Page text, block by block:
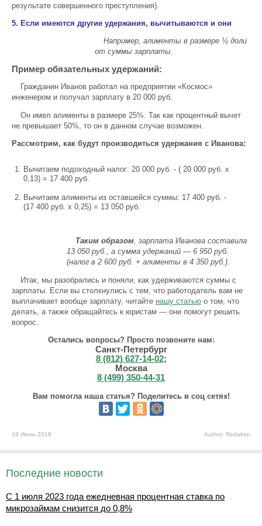
результате совершенного преступления).
5. Если имеются другие удержания, вычитываются и они
Например, алименты в размере ¼ доли
от суммы зарплаты.
Пример обязательных удержаний:
Гражданин Иванов работал на предприятии «Космос»
инженером и получал зарплату в 20 000 руб.
Он имел алименты в размере 25%. Так как процентный вычет
не превышает 50%, то он в данном случае возможен.
Рассмотрим, как будут производиться удержания с Иванова:
Вычитаем подоходный налог: 20 000 руб. - ( 20 000 руб. х
0,13) = 17 400 руб.
Вычитаем алименты из оставшейся суммы: 17 400 руб. -
(17 400 руб. х 0,25) = 13 050 руб.
Таким образом, зарплата Иванова составила
13 050 руб., а сумма удержаний — 6 950 руб.
(налог в 2 600 руб. + алименты в 4 350 руб.).
Итак, мы разобрались и поняли, как удерживаются суммы с
зарплаты. Если вы столкнулись с тем, что работодатель вам не
выплачивает вообще зарплату, читайте нашу статью о том, что
делать, а также обращайтесь к юристам — они помогут решить
вопрос.
Остались вопросы? Просто позвоните нам:
Санкт-Петербург
8 (812) 627-14-02;
Москва
8 (499) 350-44-31
Вам помогла наша статья? Поделитесь в соц сетях!
19 Июнь 2018 Author: Redaktor
Последние новости
С 1 июля 2023 года ежедневная процентная ставка по
микрозаймам снизится до 0,8%